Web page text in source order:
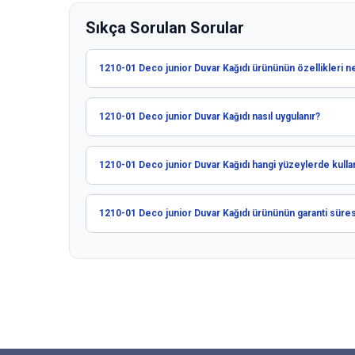
Sıkça Sorulan Sorular
1210-01 Deco junior Duvar Kağıdı ürününün özellikleri
1210-01 Deco junior Duvar Kağıdı nasıl uygulanır?
1210-01 Deco junior Duvar Kağıdı hangi yüzeylerde
1210-01 Deco junior Duvar Kağıdı ürününün garanti